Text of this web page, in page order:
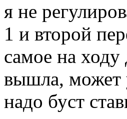
я не
1 и второй
самое на ходу
вышла, может
надо буст